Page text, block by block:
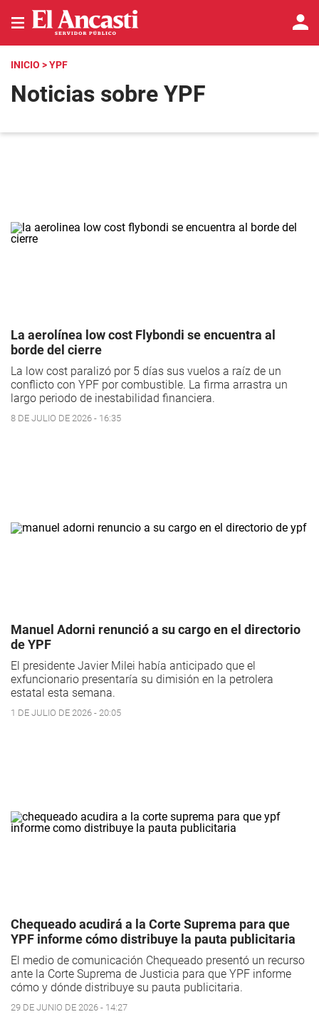
INICIO > YPF
Noticias sobre YPF
La aerolínea low cost Flybondi se encuentra al
borde del cierre
La low cost paralizó por 5 días sus vuelos a raíz de un
conflicto con YPF por combustible. La firma arrastra un
largo periodo de inestabilidad financiera.
8 DE JULIO DE 2026 - 16:35
Manuel Adorni renunció a su cargo en el directorio
de YPF
El presidente Javier Milei había anticipado que el
exfuncionario presentaría su dimisión en la petrolera
estatal esta semana.
1 DE JULIO DE 2026 - 20:05
Chequeado acudirá a la Corte Suprema para que
YPF informe cómo distribuye la pauta publicitaria
El medio de comunicación Chequeado presentó un recurso
ante la Corte Suprema de Justicia para que YPF informe
cómo y dónde distribuye su pauta publicitaria.
29 DE JUNIO DE 2026 - 14:27